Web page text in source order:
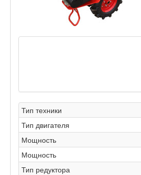
Тип техники
Тип двигателя
Мощность
Мощность
Тип редуктора